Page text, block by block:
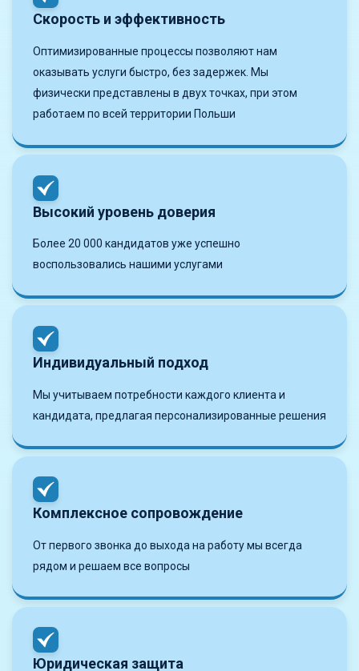
Скорость и эффективность
Оптимизированные процессы позволяют нам
оказывать услуги быстро, без задержек. Мы
физически представлены в двух точках, при этом
работаем по всей территории Польши
Высокий уровень доверия
Более 20 000 кандидатов уже успешно
воспользовались нашими услугами
Индивидуальный подход
Мы учитываем потребности каждого клиента и
кандидата, предлагая персонализированные решения
Комплексное сопровождение
От первого звонка до выхода на работу мы всегда
рядом и решаем все вопросы
Юридическая защита